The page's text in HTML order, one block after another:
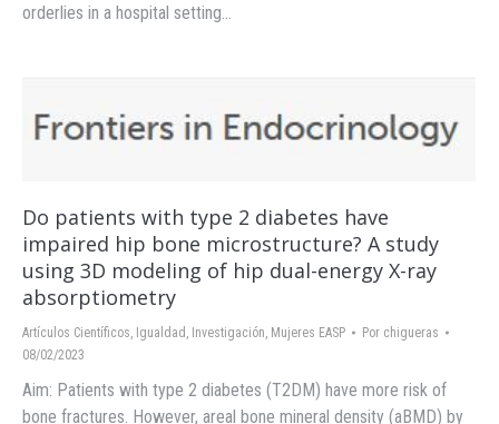
orderlies in a hospital setting…
Do patients with type 2 diabetes have
impaired hip bone microstructure? A study
using 3D modeling of hip dual-energy X-ray
absorptiometry
Artículos Científicos, Igualdad , Investigación, Mujeres EASP Por chigueras
08/02/2023
Aim: Patients with type 2 diabetes (T2DM) have more risk of
bone fractures. However, areal bone mineral density (aBMD) by